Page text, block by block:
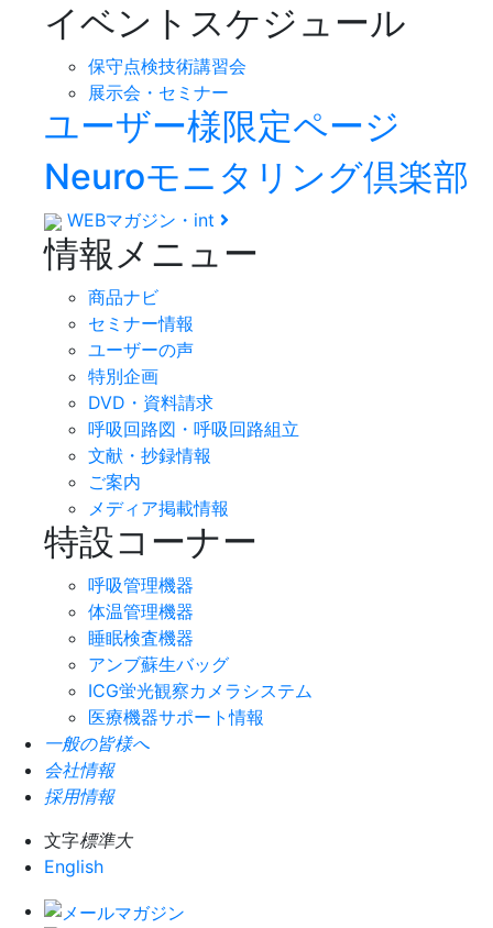
イベントスケジュール
保守点検技術講習会
展示会・セミナー
ユーザー様限定ページ
Neuroモニタリング倶楽部
WEBマガジン・int
情報メニュー
商品ナビ
セミナー情報
ユーザーの声
特別企画
DVD・資料請求
呼吸回路図・呼吸回路組立
文献・抄録情報
ご案内
メディア掲載情報
特設コーナー
呼吸管理機器
体温管理機器
睡眠検査機器
アンブ蘇生バッグ
ICG蛍光観察カメラシステム
医療機器サポート情報
一般の皆様へ
会社情報
採用情報
文字標準大
English